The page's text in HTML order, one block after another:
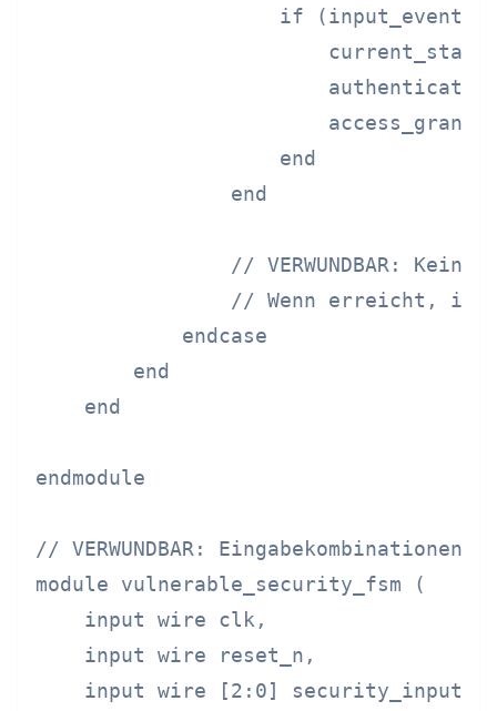
if (input_event
current_state
authenticated
                    end
                end
// VERWUNDBAR: Kein
// Wenn erreicht,
            endcase
        end
    end
endmodule
// VERWUNDBAR:
module vulnerable_security_fsm (
    input wire clk,
    input wire reset_n,
    input wire [2:0] security_input,